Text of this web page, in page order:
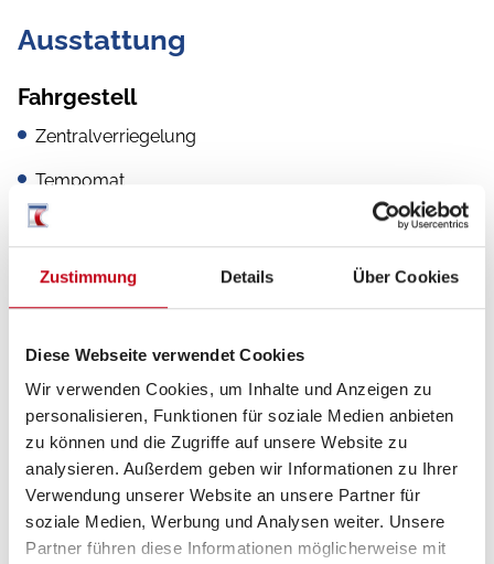
Zustimmung Details Über Cookies
Diese Webseite verwendet Cookies
Wir verwenden Cookies, um Inhalte und Anzeigen zu
personalisieren, Funktionen für soziale Medien anbieten
zu können und die Zugriffe auf unsere Website zu
analysieren. Außerdem geben wir Informationen zu Ihrer
Verwendung unserer Website an unsere Partner für
soziale Medien, Werbung und Analysen weiter. Unsere
Partner führen diese Informationen möglicherweise mit
Ausstattung
Fahrgestell
Zentralverriegelung
Tempomat
Servolenkung
Rußpartikelfilter
ESP
ABS
Allwetterreifen
Lederlenkrad
Multifunktionslenkrad